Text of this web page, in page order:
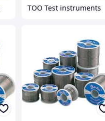
ТОО Test instruments